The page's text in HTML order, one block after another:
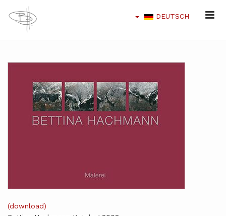
DEUTSCH
(download)